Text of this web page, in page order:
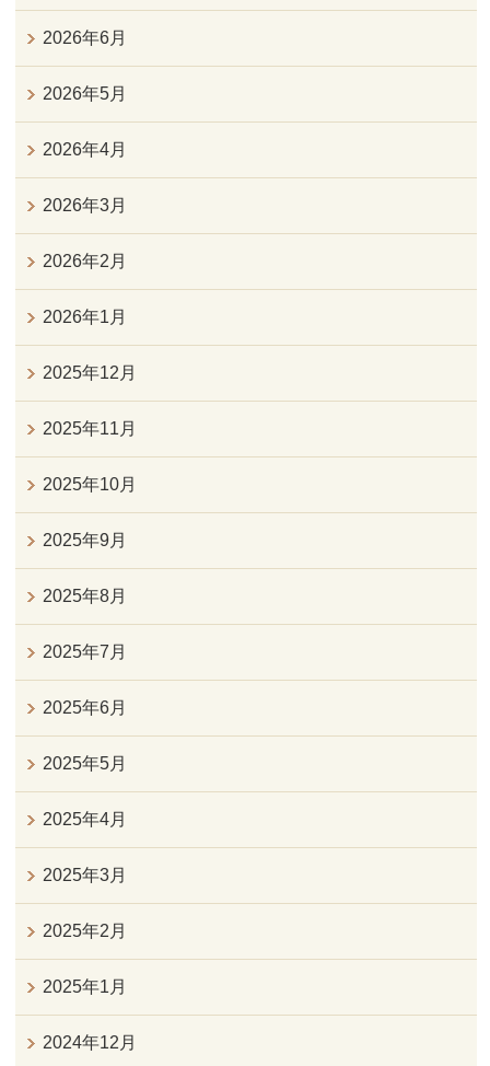
2026年6月
2026年5月
2026年4月
2026年3月
2026年2月
2026年1月
2025年12月
2025年11月
2025年10月
2025年9月
2025年8月
2025年7月
2025年6月
2025年5月
2025年4月
2025年3月
2025年2月
2025年1月
2024年12月